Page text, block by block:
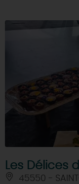
Les Délices
45550 -